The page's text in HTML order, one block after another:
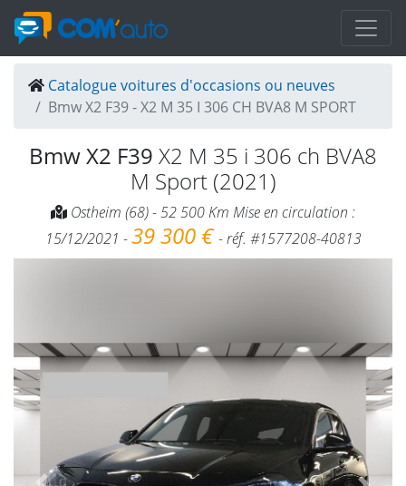
Catalogue voitures d'occasions ou neuves
Bmw X2 F39 - X2 M 35 I 306 CH BVA8 M SPORT
Bmw X2 F39 X2 M 35 i 306 ch BVA8
M Sport (2021)
Ostheim (68) - 52 500 Km Mise en circulation :
15/12/2021 -39 300 €- réf. #1577208-40813